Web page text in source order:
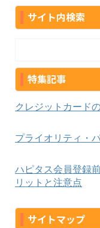
サイト内検索
特集記事
クレジットカード
プライオリティ・
ハピタス会員登録
リットと注意点
サイトマップ